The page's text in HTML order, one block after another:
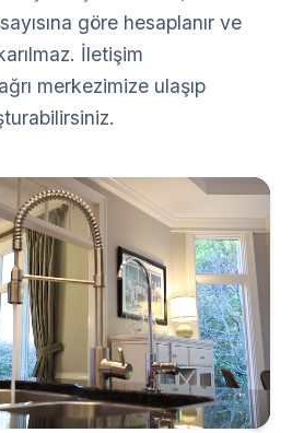
göre hesaplanır ve
İletişim
merkezimize ulaşıp